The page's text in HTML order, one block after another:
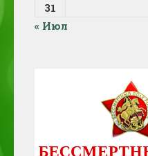
31
« Июл